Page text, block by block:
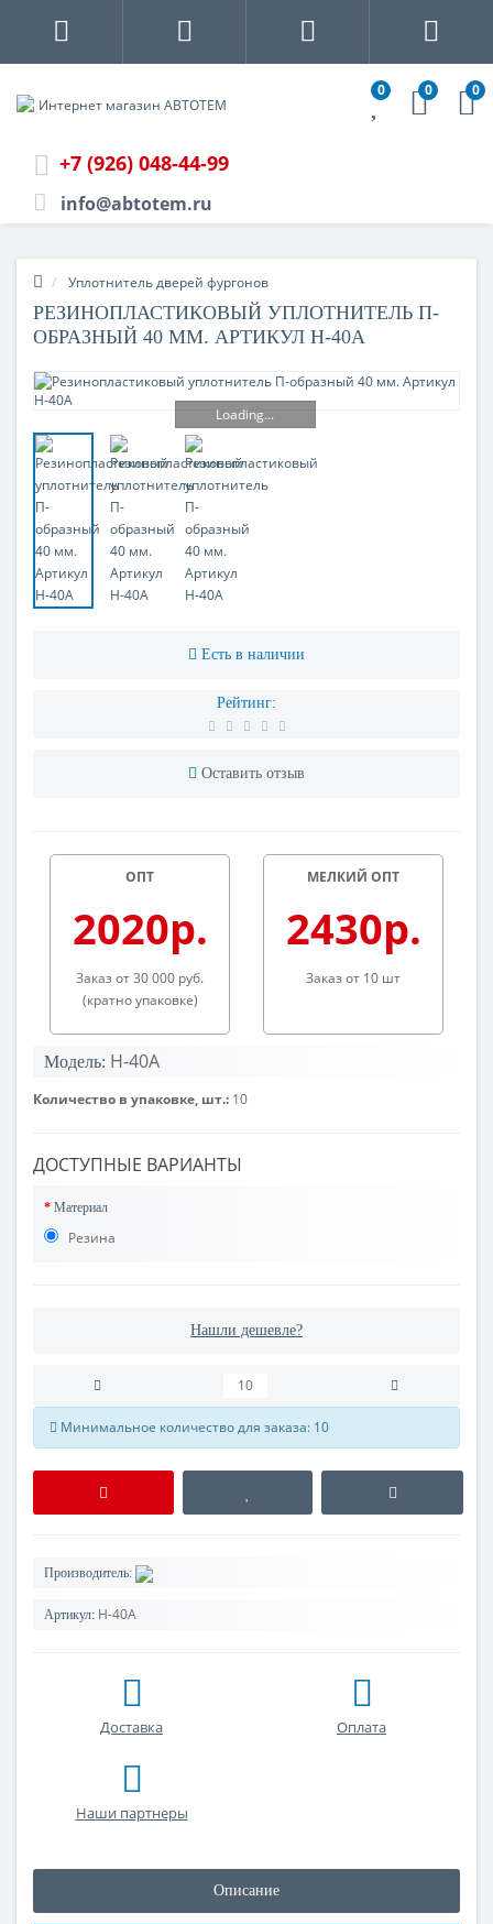
0 0 0
+7 (926) 048-44-99
info@abtotem.ru
Уплотнитель дверей фургонов
РЕЗИНОПЛАСТИКОВЫЙ УПЛОТНИТЕЛЬ П-
ОБРАЗНЫЙ 40 ММ. АРТИКУЛ H-40A
Loading...
Есть в наличии
Рейтинг:
Оставить отзыв
ОПТ
2020р.
Заказ от 30 000 руб.
(кратно упаковке)
МЕЛКИЙ ОПТ
2430р.
Заказ от 10 шт
Модель: H-40A
Количество в упаковке, шт.: 10
ДОСТУПНЫЕ ВАРИАНТЫ
Материал
Резина
Нашли дешевле?
Минимальное количество для заказа: 10
Производитель:
Артикул: H-40A
Доставка Оплата
Наши партнеры
Описание